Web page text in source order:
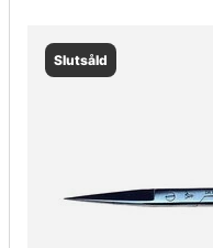
Slutsåld